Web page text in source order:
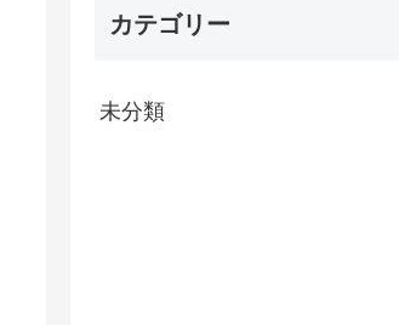
カテゴリー
未分類